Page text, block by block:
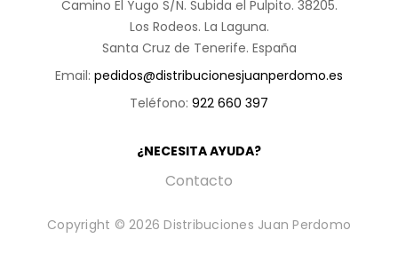
Camino El Yugo S/N. Subida el Pulpito. 38205.
Los Rodeos. La Laguna.
Santa Cruz de Tenerife. España
Email: pedidos@distribucionesjuanperdomo.es
Teléfono: 922 660 397
¿NECESITA AYUDA?
Contacto
Copyright © 2026 Distribuciones Juan Perdomo